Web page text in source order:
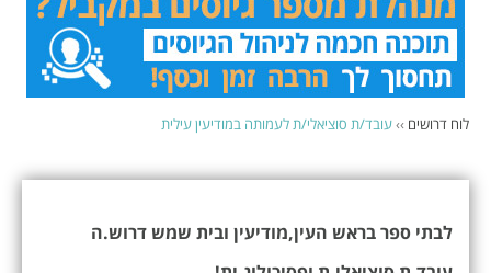
לוח דרושים ››עובד/ת סוציאלי/ת לעמותה במודיעין עילית
לבתי ספר בראש העין,מודיעין ובית שמש דרוש.ה